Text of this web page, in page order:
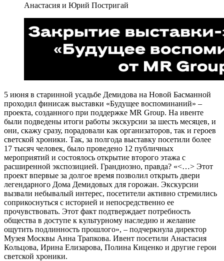
Анастасия и Юрий Постригай
5 июня в старинной усадьбе Демидова на Новой Басманной
проходил финисаж выставки «Будущее воспоминаний» –
проекта, созданного при поддержке MR Group. На ивенте
были подведены итоги работы экскурсии за шесть месяцев, и
они, скажу сразу, порадовали как организаторов, так и героев
светской хроники. Так, за полгода выставку посетили более
17 тысяч человек, было проведено 12 публичных
мероприятий и состоялось открытие второго этажа с
расширенной экспозицией. Грандиозно, правда? «<…> Этот
проект впервые за долгое время позволил открыть двери
легендарного Дома Демидовых для горожан. Экскурсии
вызвали небывалый интерес, посетители активно стремились
соприкоснуться с историей и непосредственно ее
прочувствовать. Этот факт подтверждает потребность
общества в доступе к культурному наследию и желание
ощутить подлинность прошлого», – подчеркнула директор
Музея Москвы Анна Трапкова. Ивент посетили Анастасия
Кольцова, Ирина Елизарова, Полина Киценко и другие герои
светской хроники.